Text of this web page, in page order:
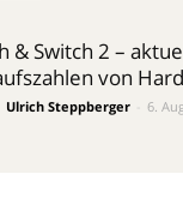
& Switch 2 –
von
Ulrich Steppberger 6.